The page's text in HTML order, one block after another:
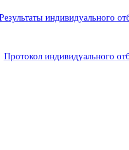
индивидуального
Протокол индивидуального